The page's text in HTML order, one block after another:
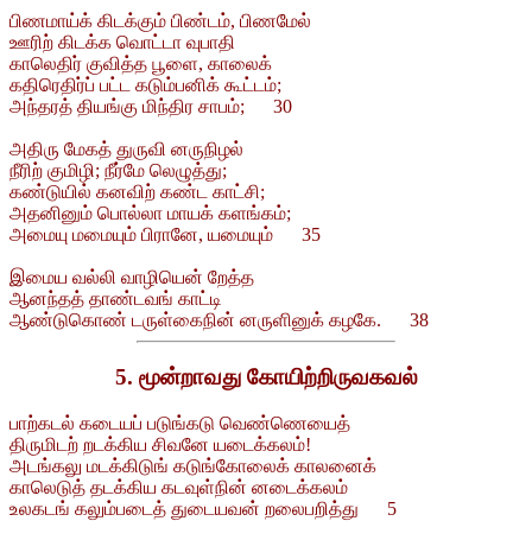
பிணமாய்க் கிடக்கும் பிண்டம், பிணமேல்
ஊரிற் கிடக்க வொட்டா வுபாதி
காலெதிர் குவித்த பூளை, காலைக்
கதிரெதிர்ப் பட்ட கடும்பனிக் கூட்டம்;
அந்தரத் தியங்கு மிந்திர சாபம்; 30
அதிரு மேகத் துருவி னருநிழல்
நீரிற் குமிழி; நீர்மே லெழுத்து;
கண்டுயில் கனவிற் கண்ட காட்சி;
அதனினும் பொல்லா மாயக் களங்கம்;
அமையு மமையும் பிரானே, யமையும் 35
இமைய வல்லி வாழியென் றேத்த
ஆனந்தத் தாண்டவங் காட்டி
ஆண்டுகொண் டருள்கைநின் னருளினுக் கழகே. 38
5. மூன்றாவது கோயிற்றிருவகவல்
பாற்கடல் கடையப் படுங்கடு வெண்ணெயைத்
திருமிடற் றடக்கிய சிவனே யடைக்கலம்!
அடங்கலு மடக்கிடுங் கடுங்கோலைக் காலனைக்
காலெடுத் தடக்கிய கடவுள்நின் னடைக்கலம்
உலகடங் கலும்படைத் துடையவன் றலைபறித்து 5